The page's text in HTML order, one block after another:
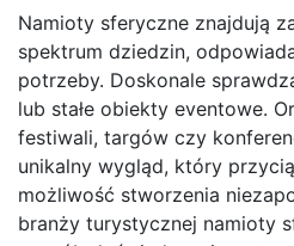
Namioty sferyczne znajdują
spektrum dziedzin,
potrzeby. Doskonale
lub stałe obiekty eventowe.
festiwali, targów czy
unikalny wygląd, który
możliwość stworzenia
branży turystycznej namioty